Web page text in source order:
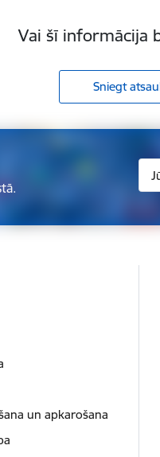
Vai šī informācija
Sniegt
un apkarošana